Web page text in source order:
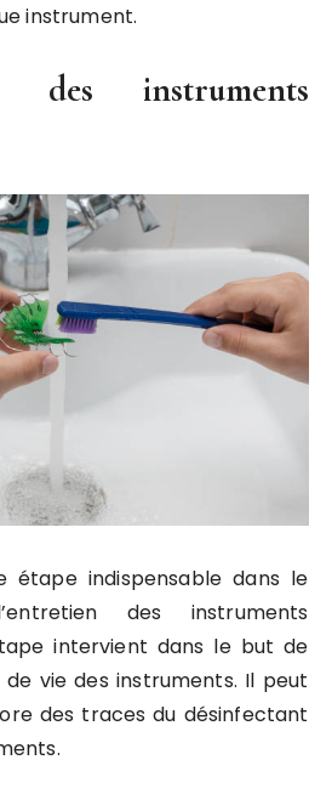
instrument.
des instruments
étape indispensable dans le
des instruments
intervient dans le but de
vie des instruments. Il peut
des traces du désinfectant